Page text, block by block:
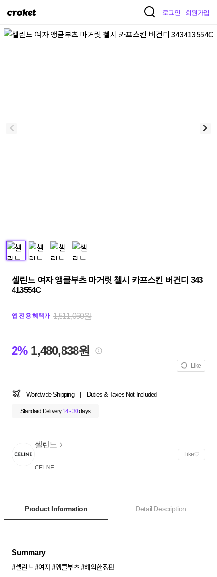
크
켓
로그인 회원가입
셀린느 여자 앵클부츠 마거릿 첼시 카프스킨 버건디 343
413554C
앱 전용 혜택가 1,511,060원
2% 1,480,838원
Like
Worldwide Shipping Duties & Taxes Not Included
Standard Delivery 14 - 30days
셀린느
CELINE
Like
Product Information Detail Description
Summary
#셀린느 #여자 #앵클부츠 #해외한정판